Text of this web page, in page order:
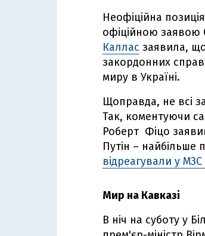
Неофіційна
офіційною заявою
Каллас заявила, що
закордонних
миру в Україні.
Щоправда, не всі
Так, коментуючи
Роберт Фіцо
Путін – найбільше
відреагували у МЗС
Мир на Кавказі
В ніч на суботу у